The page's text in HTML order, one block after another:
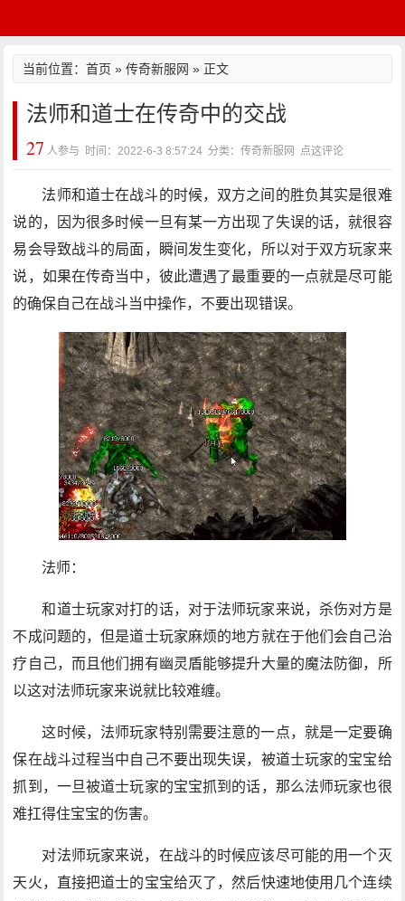
当前位置：首页 »传奇新服网 » 正文
法师和道士在传奇中的交战
27 人参与 时间：2022-6-3 8:57:24 分类：传奇新服网 点这评论
法师和道士在战斗的时候，双方之间的胜负其实是很难
说的，因为很多时候一旦有某一方出现了失误的话，就很容
易会导致战斗的局面，瞬间发生变化，所以对于双方玩家来
说，如果在传奇当中，彼此遭遇了最重要的一点就是尽可能
的确保自己在战斗当中操作，不要出现错误。
法师：
和道士玩家对打的话，对于法师玩家来说，杀伤对方是
不成问题的，但是道士玩家麻烦的地方就在于他们会自己治
疗自己，而且他们拥有幽灵盾能够提升大量的魔法防御，所
以这对法师玩家来说就比较难缠。
这时候，法师玩家特别需要注意的一点，就是一定要确
保在战斗过程当中自己不要出现失误，被道士玩家的宝宝给
抓到，一旦被道士玩家的宝宝抓到的话，那么法师玩家也很
难扛得住宝宝的伤害。
对法师玩家来说，在战斗的时候应该尽可能的用一个灭
天火，直接把道士的宝宝给灭了，然后快速地使用几个连续